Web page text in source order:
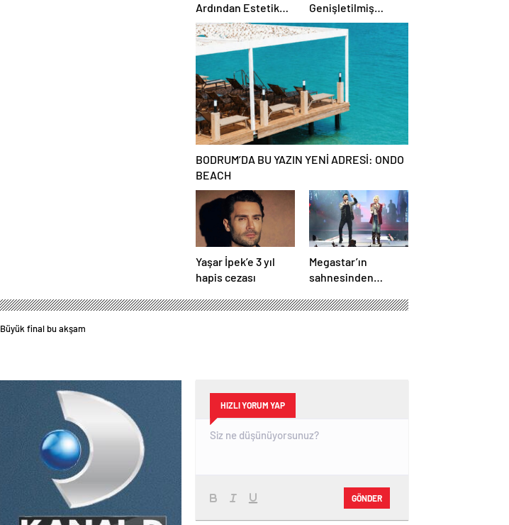
Ardından Estetik
Dokunuşuyla
Gündemde
Genişletilmiş
Başkanlık
Divanı’nda görev
BODRUM’DA BU YAZIN YENİ ADRESİ: ONDO
BEACH
Yaşar İpek’e 3 yıl
hapis cezası
Megastar’ın
sahnesinden
Büyük final bu akşam
HIZLI YORUM YAP
GÖNDER